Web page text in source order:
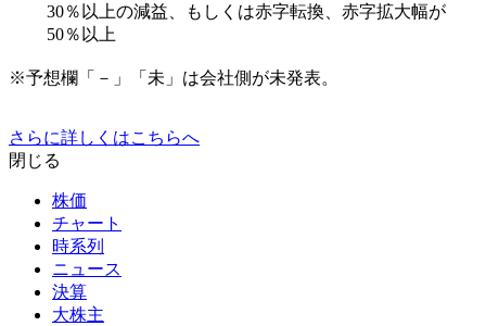
30％以上の減益、もしくは赤字転換、赤字拡大幅が
50％以上
※予想欄「－」「未」は会社側が未発表。
さらに詳しくはこちらへ
閉じる
株価
チャート
時系列
ニュース
決算
大株主